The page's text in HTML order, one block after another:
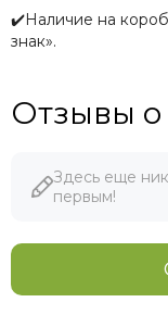
✔️Наличие на
знак».
Отзывы о
Здесь еще
первым!